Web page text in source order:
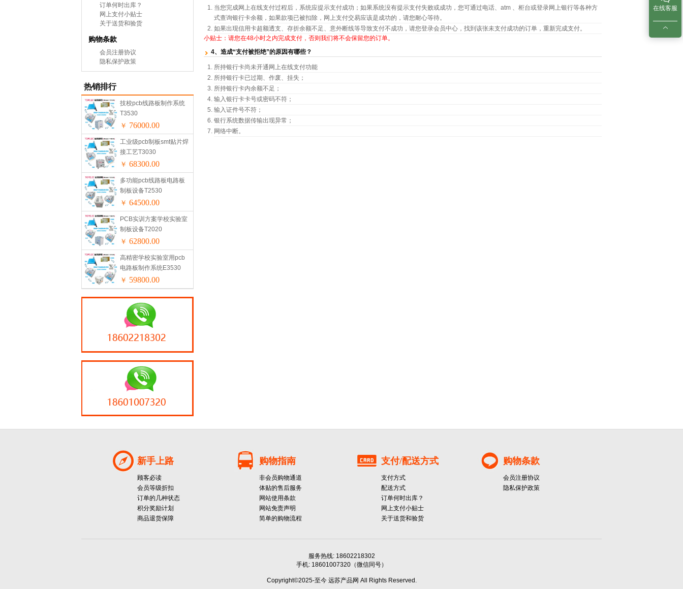
订单何时出库？
网上支付小贴士
关于送货和验货
购物条款
会员注册协议
隐私保护政策
热销排行
技校pcb线路板制作系统
T3530
￥ 76000.00
工业级pcb制板smt贴片焊
接工艺T3030
￥ 68300.00
多功能pcb线路板电路板
制板设备T2530
￥ 64500.00
PCB实训方案学校实验室
制板设备T2020
￥ 62800.00
高精密学校实验室用pcb
电路板制作系统E3530
￥ 59800.00
当您完成网上在线支付过程后，系统应提示支付成功；如果系统没有提示支付失败或成功，您可通过电话、atm 、柜台或登录网上银行等各种方
式查询银行卡余额，如果款项已被扣除，网上支付交易应该是成功的，请您耐心等待。
如果出现信用卡超额透支、存折余额不足、意外断线等导致支付不成功，请您登录会员中心，找到该张未支付成功的订单，重新完成支付。
小贴士：请您在48小时之内完成支付，否则我们将不会保留您的订单。
4、造成“支付被拒绝”的原因有哪些？
所持银行卡尚未开通网上在线支付功能
所持银行卡已过期、作废、挂失；
所持银行卡内余额不足；
输入银行卡卡号或密码不符；
输入证件号不符；
银行系统数据传输出现异常；
网络中断。
新手上路
顾客必读
会员等级折扣
订单的几种状态
积分奖励计划
商品退货保障
购物指南
非会员购物通道
体贴的售后服务
网站使用条款
网站免责声明
简单的购物流程
支付/配送方式
支付方式
配送方式
订单何时出库？
网上支付小贴士
关于送货和验货
购物条款
会员注册协议
隐私保护政策
服务热线: 18602218302
手机: 18601007320（微信同号）
Copyright©2025-至今 远苏产品网 All Rights Reserved.
在线客服